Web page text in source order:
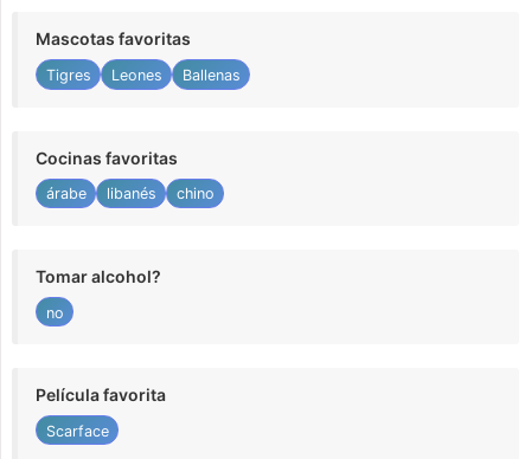
Mascotas favoritas
Tigres Leones Ballenas
Cocinas favoritas
árabe libanés chino
Tomar alcohol?
no
Película favorita
Scarface